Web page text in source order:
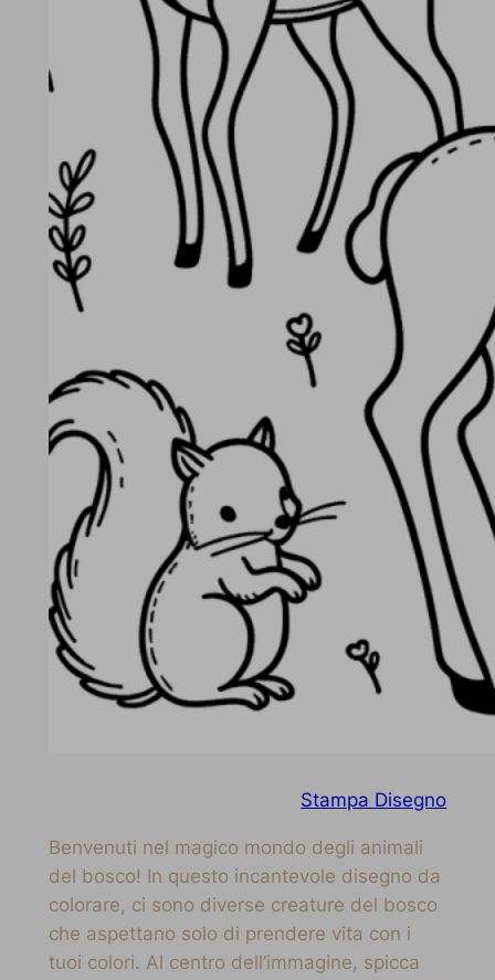
Stampa Disegno
Benvenuti nel magico mondo degli animali
del bosco! In questo incantevole disegno da
colorare, ci sono diverse creature del bosco
che aspettano solo di prendere vita con i
tuoi colori. Al centro dell’immagine, spicca